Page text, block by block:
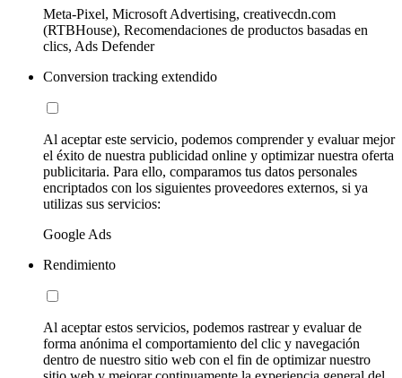
Meta-Pixel, Microsoft Advertising, creativecdn.com
(RTBHouse), Recomendaciones de productos basadas en
clics, Ads Defender
Conversion tracking extendido
Al aceptar este servicio, podemos comprender y evaluar mejor
el éxito de nuestra publicidad online y optimizar nuestra oferta
publicitaria. Para ello, comparamos tus datos personales
encriptados con los siguientes proveedores externos, si ya
utilizas sus servicios:
Google Ads
Rendimiento
Al aceptar estos servicios, podemos rastrear y evaluar de
forma anónima el comportamiento del clic y navegación
dentro de nuestro sitio web con el fin de optimizar nuestro